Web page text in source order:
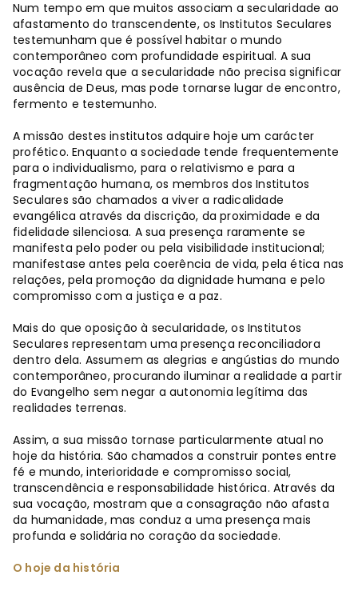
Num tempo em que muitos associam a secularidade ao
afastamento do transcendente, os Institutos Seculares
testemunham que é possível habitar o mundo
contemporâneo com profundidade espiritual. A sua
vocação revela que a secularidade não precisa significar
ausência de Deus, mas pode tornarse lugar de encontro,
fermento e testemunho.
A missão destes institutos adquire hoje um carácter
profético. Enquanto a sociedade tende frequentemente
para o individualismo, para o relativismo e para a
fragmentação humana, os membros dos Institutos
Seculares são chamados a viver a radicalidade
evangélica através da discrição, da proximidade e da
fidelidade silenciosa. A sua presença raramente se
manifesta pelo poder ou pela visibilidade institucional;
manifestase antes pela coerência de vida, pela ética nas
relações, pela promoção da dignidade humana e pelo
compromisso com a justiça e a paz.
Mais do que oposição à secularidade, os Institutos
Seculares representam uma presença reconciliadora
dentro dela. Assumem as alegrias e angústias do mundo
contemporâneo, procurando iluminar a realidade a partir
do Evangelho sem negar a autonomia legítima das
realidades terrenas.
Assim, a sua missão tornase particularmente atual no
hoje da história. São chamados a construir pontes entre
fé e mundo, interioridade e compromisso social,
transcendência e responsabilidade histórica. Através da
sua vocação, mostram que a consagração não afasta
da humanidade, mas conduz a uma presença mais
profunda e solidária no coração da sociedade.
O hoje da história